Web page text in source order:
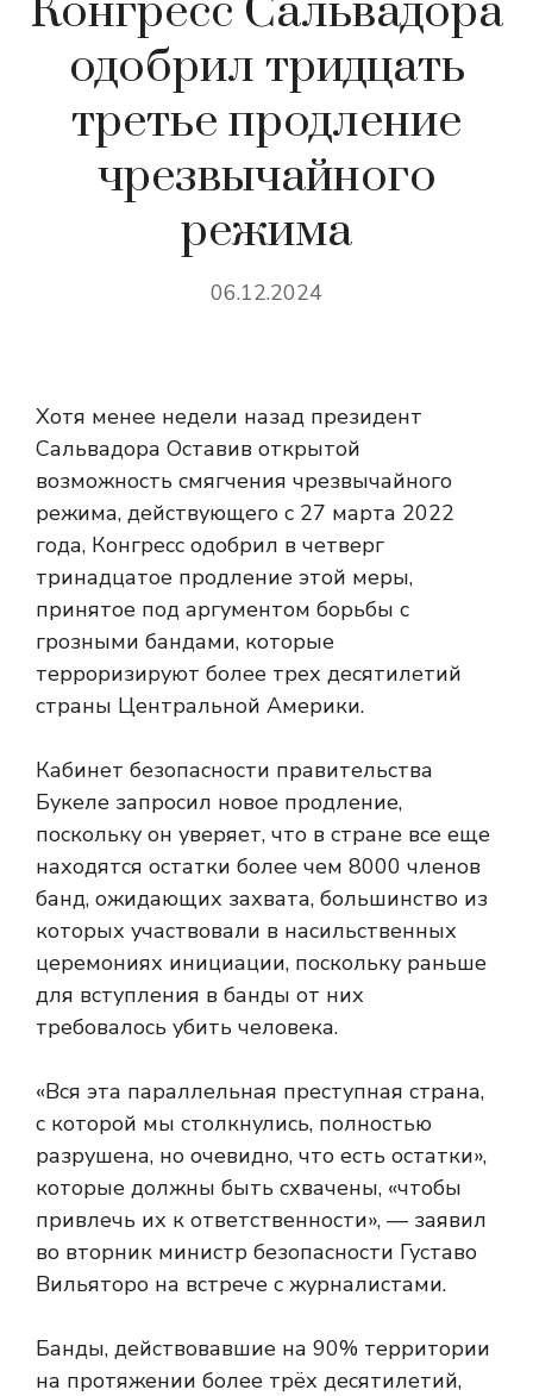
Конгресс Сальвадора
одобрил тридцать
третье продление
чрезвычайного
режима
06.12.2024
Хотя менее недели назад президент
Сальвадора Оставив открытой
возможность смягчения чрезвычайного
режима, действующего с 27 марта 2022
года, Конгресс одобрил в четверг
тринадцатое продление этой меры,
принятое под аргументом борьбы с
грозными бандами, которые
терроризируют более трех десятилетий
страны Центральной Америки.
Кабинет безопасности правительства
Букеле запросил новое продление,
поскольку он уверяет, что в стране все еще
находятся остатки более чем 8000 членов
банд, ожидающих захвата, большинство из
которых участвовали в насильственных
церемониях инициации, поскольку раньше
для вступления в банды от них
требовалось убить человека.
«Вся эта параллельная преступная страна,
с которой мы столкнулись, полностью
разрушена, но очевидно, что есть остатки»,
которые должны быть схвачены, «чтобы
привлечь их к ответственности», — заявил
во вторник министр безопасности Густаво
Вильяторо на встрече с журналистами.
Банды, действовавшие на 90% территории
на протяжении более трёх десятилетий,